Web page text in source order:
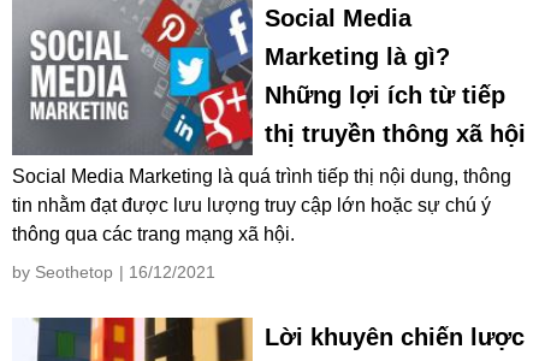
Social Media
Marketing là gì?
Những lợi ích từ tiếp
thị truyền thông xã hội
Social Media Marketing là quá trình tiếp thị nội dung, thông
tin nhằm đạt được lưu lượng truy cập lớn hoặc sự chú ý
thông qua các trang mạng xã hội.
by Seothetop | 16/12/2021
Lời khuyên chiến lược